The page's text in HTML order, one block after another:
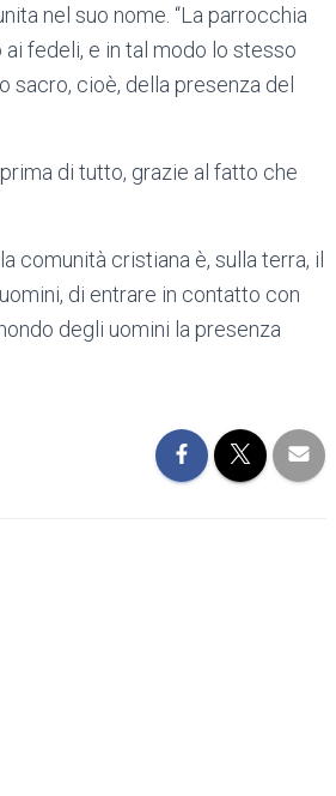
nel suo nome. “La parrocchia
fedeli, e in tal modo lo stesso
sacro, cioè, della presenza del
di tutto, grazie al fatto che
comunità cristiana è, sulla terra, il
di entrare in contatto con
degli uomini la presenza